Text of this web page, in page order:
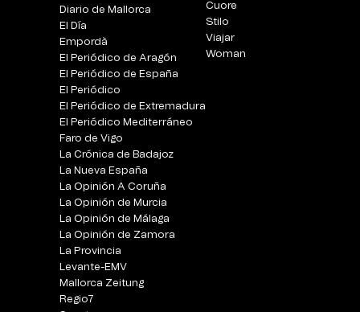
Diario de Mallorca
El Día
Empordà
El Periódico de Aragón
El Periódico de España
El Periódico
El Periódico de Extremadura
El Periódico Mediterráneo
Faro de Vigo
La Crónica de Badajoz
La Nueva España
La Opinión A Coruña
La Opinión de Murcia
La Opinión de Málaga
La Opinión de Zamora
La Provincia
Levante-EMV
Mallorca Zeitung
Regio7
Cuore
Stilo
Viajar
Woman